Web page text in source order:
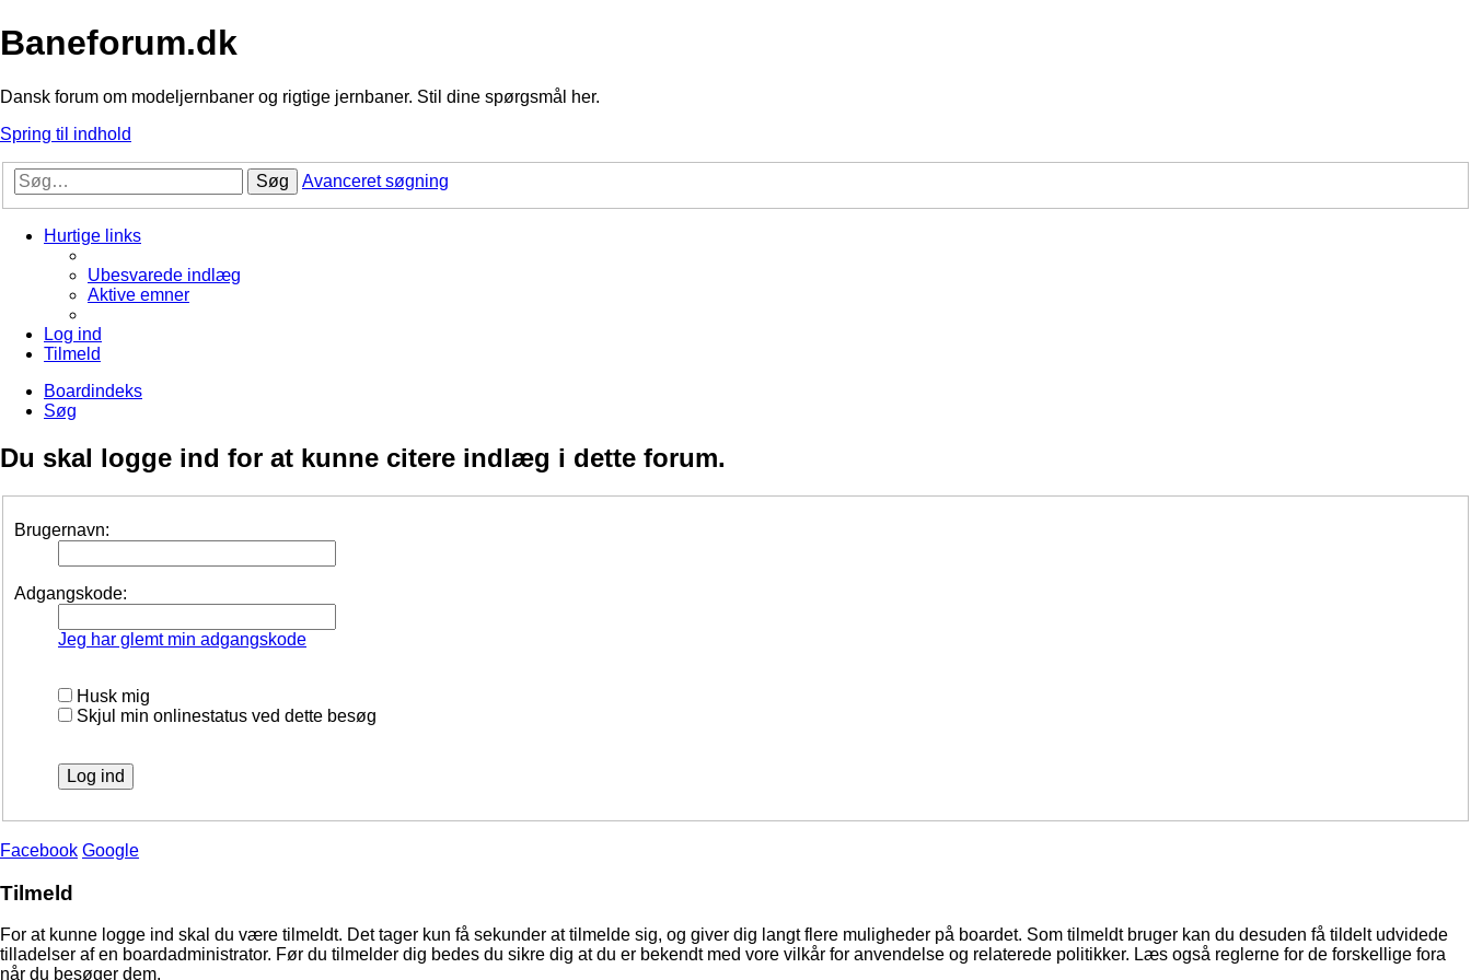
Baneforum.dk
Dansk forum om modeljernbaner og rigtige jernbaner. Stil dine spørgsmål her.
Spring til indhold
Søg Avanceret søgning
Hurtige links
Ubesvarede indlæg
Aktive emner
Log ind
Tilmeld
Boardindeks
Søg
Du skal logge ind for at kunne citere indlæg i dette forum.
Brugernavn:
Adgangskode:
Jeg har glemt min adgangskode
Husk mig
Skjul min onlinestatus ved dette besøg
Facebook Google
Tilmeld
For at kunne logge ind skal du være tilmeldt. Det tager kun få sekunder at tilmelde sig, og giver dig langt flere muligheder på boardet. Som tilmeldt bruger kan du desuden få tildelt udvidede
tilladelser af en boardadministrator. Før du tilmelder dig bedes du sikre dig at du er bekendt med vore vilkår for anvendelse og relaterede politikker. Læs også reglerne for de forskellige fora
når du besøger dem.